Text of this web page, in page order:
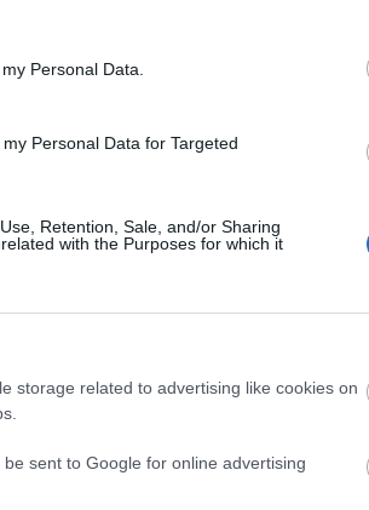
Personal Data.
Personal Data for Targeted
Retention, Sale, and/or Sharing
with the Purposes for which it
storage related to advertising like cookies on
sent to Google for online advertising